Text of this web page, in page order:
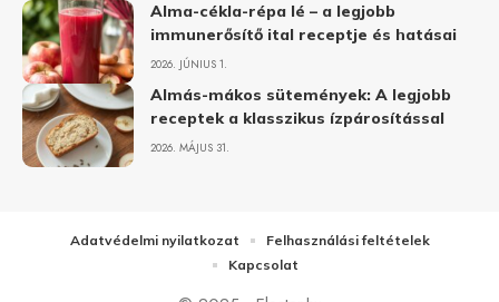
Alma-cékla-répa lé – a legjobb
immunerősítő ital receptje és hatásai
2026. JÚNIUS 1.
Almás-mákos sütemények: A legjobb
receptek a klasszikus ízpárosítással
2026. MÁJUS 31.
Adatvédelmi nyilatkozat
Felhasználási feltételek
Kapcsolat